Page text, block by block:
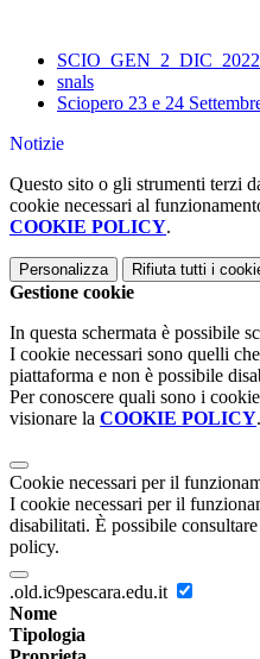
snals
Sciopero 23 e 24
Notizie
Questo sito o gli strumenti terzi
cookie necessari al
COOKIE POLICY.
Personalizza Rifiuta tutti i
Gestione cookie
In questa schermata è possibile
I cookie necessari sono quelli
piattaforma e non è possibile
Per conoscere quali sono i
visionare la COOKIE POLICY.
Cookie necessari per il
I cookie necessari per il
disabilitati. È possibile
policy.
.old.ic9pescara.edu.it
Nome
Tipologia